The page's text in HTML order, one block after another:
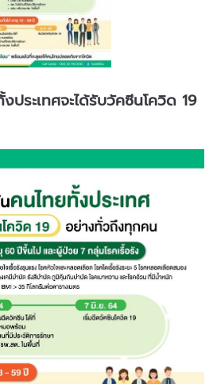
ประเทศจะได้รับวัคซีนโควิด 19